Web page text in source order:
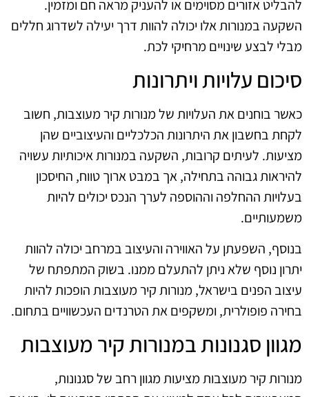
להבליט אזורים מסוימים או להעניק מראה חם ומזמין.
השקעה במנורות אלו יכולה להוות דרך יעילה לשדרוג חללים
מבלי לבצע שינויים מרחיקי לכת.
סיכום עלויות ויתרונות
כאשר בוחנים את העלויות של מנורות קיר מעוצבות, חשוב
לקחת בחשבון את היתרונות הכלכליים והעיצוביים שהן
מציעות. לעיתים קרובות, השקעה במנורות איכותיות עשויה
להיראות גבוהה בתחילה, אך במבט ארוך טווח, החיסכון
בעלויות ההחלפה וההוספה לערך הנכס יכולים להיות
משמעותיים.
בנוסף, השפעתן על האווירה והעיצוב במרחב יכולה להוות
יתרון נוסף שלא ניתן להתעלם ממנו. בשוק המתפתח של
עיצוב הפנים בישראל, מנורות קיר מעוצבות הופכות להיות
בחירה פופולרית, ומשקפים את הטרנדים העכשוויים בתחום.
מגוון סגנונות במנורות קיר מעוצבות
מנורות קיר מעוצבות מציעות מגוון רחב של סגנונות,